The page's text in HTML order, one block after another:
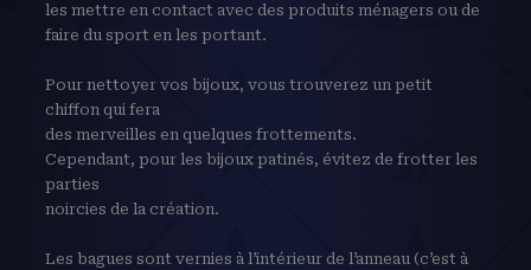
les mettre en contact avec des produits ménagers ou de
faire du sport en les portant.
Pour nettoyer vos bijoux, vous trouverez un petit
chiffon qui fera
des merveilles en quelques frottements.
Cependant, pour les bijoux patinés, évitez de frotter les
parties
noircies de la création.
Les bagues sont vernies à l’intérieur de l’anneau (c’est à